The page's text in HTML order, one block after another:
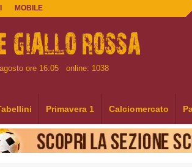
MOBILE
ore 16:05 online: 1038
Primavera 1 Calciomercato